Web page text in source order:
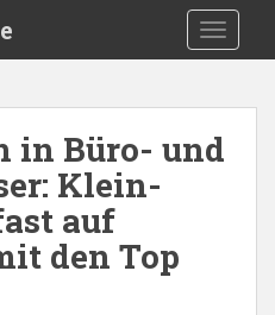
in Büro- und
Klein-
auf
den Top